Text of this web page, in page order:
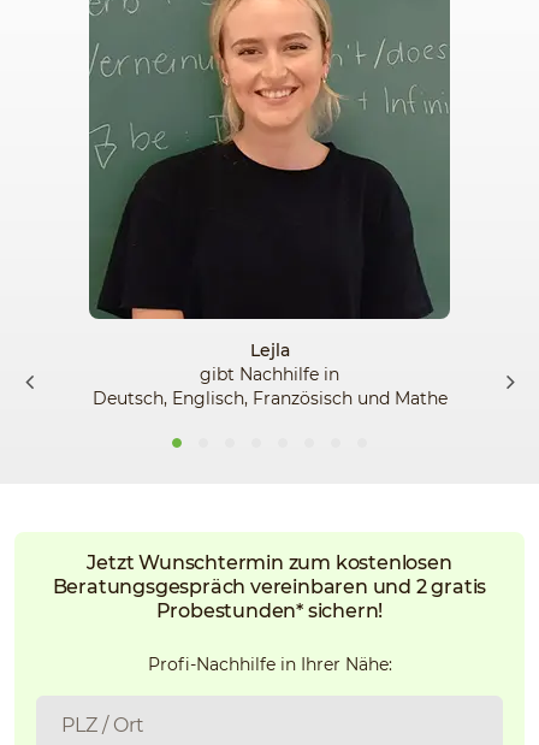
Lejla
gibt Nachhilfe in
Deutsch, Englisch, Französisch und Mathe
Jetzt Wunschtermin zum kostenlosen
Beratungsgespräch vereinbaren und 2 gratis
Probestunden* sichern!
Profi-Nachhilfe in Ihrer Nähe: